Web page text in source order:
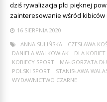
dziś rywalizacja płci pięknej
zainteresowanie wśród kibiców
16 SIERPNIA 2020
ANNA SULIŃSKA
CZESŁAWA
DANIELA WALKOWIAK
DLA KOBIET
KOBIECY SPORT
MAŁGORZATA
POLSKI SPORT
STANISŁAWA
WYDAWNICTWO CZARNE